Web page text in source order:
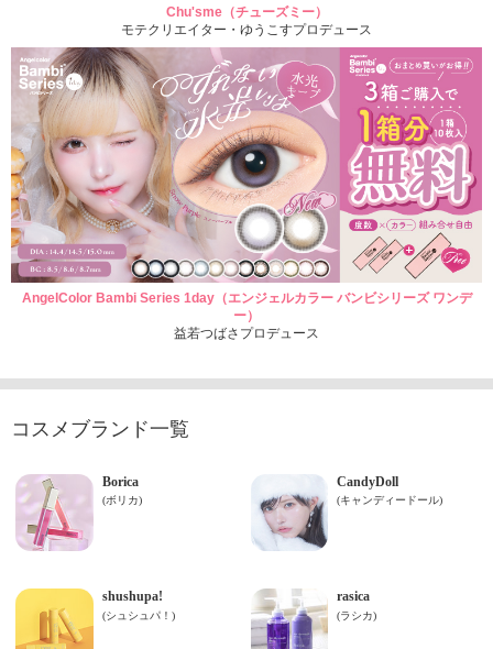
Chu'sme（チューズミー）
モテクリエイター・ゆうこすプロデュース
AngelColor Bambi Series 1day（エンジェルカラー バンビシリーズ ワンデ
ー）
益若つばさプロデュース
コスメブランド一覧